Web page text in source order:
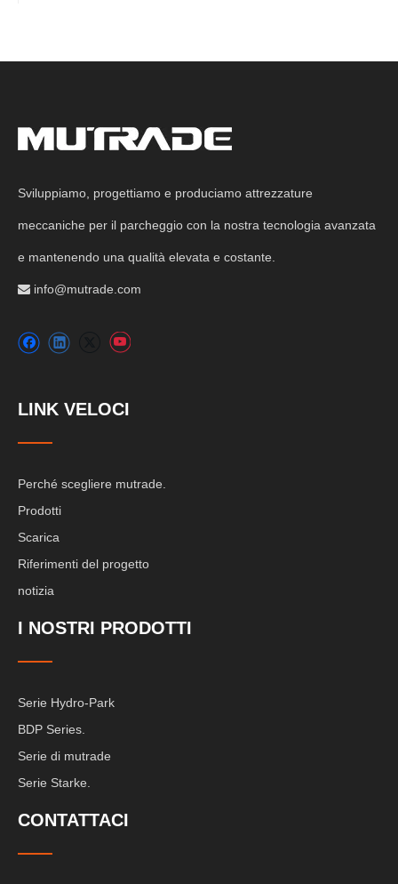
Sviluppiamo, progettiamo e produciamo attrezzature
meccaniche per il parcheggio con la nostra tecnologia avanzata
e mantenendo una qualità elevata e costante.
 info@mutrade.com
LINK VELOCI
Perché scegliere mutrade.
Prodotti
Scarica
Riferimenti del progetto
notizia
I NOSTRI PRODOTTI
Serie Hydro-Park
BDP Series.
Serie di mutrade
Serie Starke.
CONTATTACI